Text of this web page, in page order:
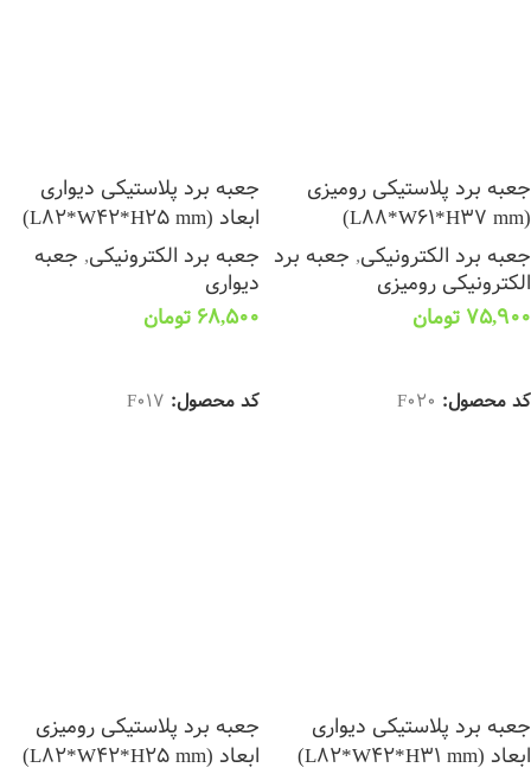
جعبه برد پلاستیکی رومیزی
(L88*W61*H37 mm)
جعبه برد الکترونیکی, جعبه برد
الکترونیکی رومیزی
75,900 تومان
کد محصول: F020
جعبه برد پلاستیکی دیواری
ابعاد (L82*W42*H25 mm)
جعبه برد الکترونیکی, جعبه
دیواری
68,500 تومان
کد محصول: F017
جعبه برد پلاستیکی دیواری
ابعاد (L82*W42*H31 mm)
جعبه برد پلاستیکی رومیزی
ابعاد (L82*W42*H25 mm)